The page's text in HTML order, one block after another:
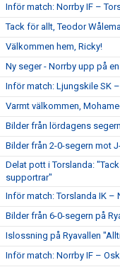
Inför match: Norrby IF –
Tack för allt, Teodor
Välkommen hem, Ricky!
Ny seger - Norrby upp på
Inför match: Ljungskile SK
Varmt välkommen,
Bilder från lördagens
Bilder från 2-0-segern mot
Delat pott i Torslanda:
supportrar"
Inför match: Torslanda IK –
Bilder från 6-0-segern på
Islossning på Ryavallen
Inför match: Norrby IF –